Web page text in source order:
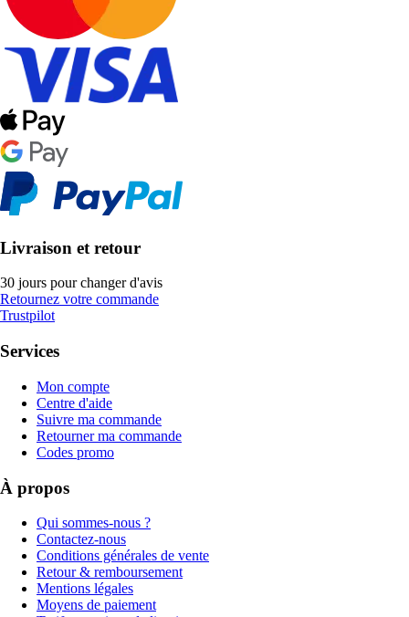
Livraison et retour
30 jours pour changer d'avis
Retournez votre commande
Trustpilot
Services
Mon compte
Centre d'aide
Suivre ma commande
Retourner ma commande
Codes promo
À propos
Qui sommes-nous ?
Contactez-nous
Conditions générales de vente
Retour & remboursement
Mentions légales
Moyens de paiement